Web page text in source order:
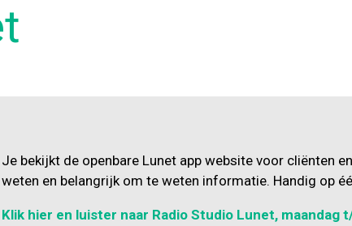
Je bekijkt de openbare Lunet app website voor cliënten
weten en belangrijk om te weten informatie. Handig op
Klik hier en luister naar Radio Studio Lunet, maandag